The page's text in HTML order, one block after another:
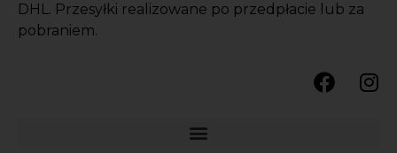
DHL. Przesyłki realizowane po przedpłacie lub za
pobraniem.